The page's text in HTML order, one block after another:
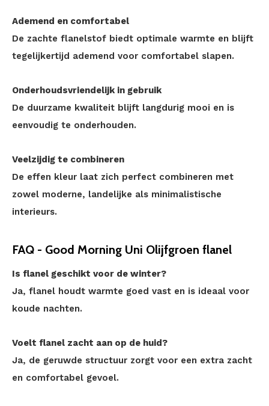
Ademend en comfortabel
De zachte flanelstof biedt optimale warmte en blijft
tegelijkertijd ademend voor comfortabel slapen.
Onderhoudsvriendelijk in gebruik
De duurzame kwaliteit blijft langdurig mooi en is
eenvoudig te onderhouden.
Veelzijdig te combineren
De effen kleur laat zich perfect combineren met
zowel moderne, landelijke als minimalistische
interieurs.
FAQ - Good Morning Uni Olijfgroen flanel
Is flanel geschikt voor de winter?
Ja, flanel houdt warmte goed vast en is ideaal voor
koude nachten.
Voelt flanel zacht aan op de huid?
Ja, de geruwde structuur zorgt voor een extra zacht
en comfortabel gevoel.